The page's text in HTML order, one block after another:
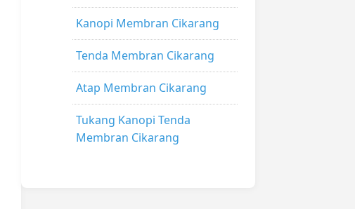
Kanopi Membran Cikarang
Tenda Membran Cikarang
Atap Membran Cikarang
Tukang Kanopi Tenda
Membran Cikarang